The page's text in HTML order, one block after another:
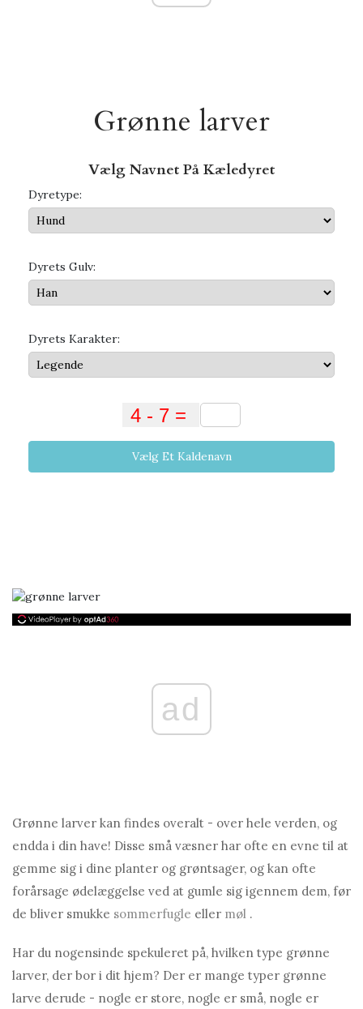
Grønne larver
Vælg Navnet På Kæledyret
Dyretype:
Dyrets Gulv:
Dyrets Karakter:
Vælg Et Kaldenavn
ad
Grønne larver kan findes overalt - over hele verden, og
endda i din have! Disse små væsner har ofte en evne til at
gemme sig i dine planter og grøntsager, og kan ofte
forårsage ødelæggelse ved at gumle sig igennem dem, før
de bliver smukke sommerfugle eller møl .
Har du nogensinde spekuleret på, hvilken type grønne
larver, der bor i dit hjem? Der er mange typer grønne
larve derude - nogle er store, nogle er små, nogle er